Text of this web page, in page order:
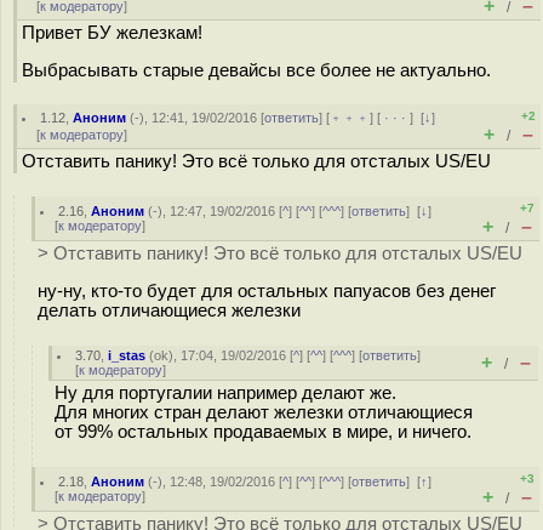
[к модератору] + / –
Привет БУ железкам!
Выбрасывать старые девайсы все более не актуально.
1.12 ,Аноним (-), 12:41, 19/02/2016 [ответить] [ ﹢﹢﹢] [ · · ·][↓]
[к модератору]
+2
+ / –
Отставить панику! Это всё только для отсталых US/EU
2.16 ,Аноним (-), 12:47, 19/02/2016 [^] [^^] [^^^] [ответить][↓]
[к модератору]
+7
+ / –
> Отставить панику! Это всё только для отсталых US/EU
ну-ну, кто-то будет для остальных папуасов без денег
делать отличающиеся железки
3.70 ,i_stas (ok), 17:04, 19/02/2016 [^] [^^] [^^^] [ответить]
[к модератору] + / –
Ну для португалии например делают же.
Для многих стран делают железки отличающиеся
от 99% остальных продаваемых в мире, и ничего.
2.18 ,Аноним (-), 12:48, 19/02/2016 [^] [^^] [^^^] [ответить][↑]
[к модератору]
+3
+ / –
> Отставить панику! Это всё только для отсталых US/EU